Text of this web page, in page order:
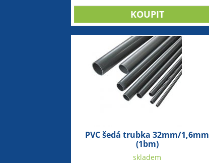
PVC šedá trubka 32mm/1,6mm
(1bm)
skladem